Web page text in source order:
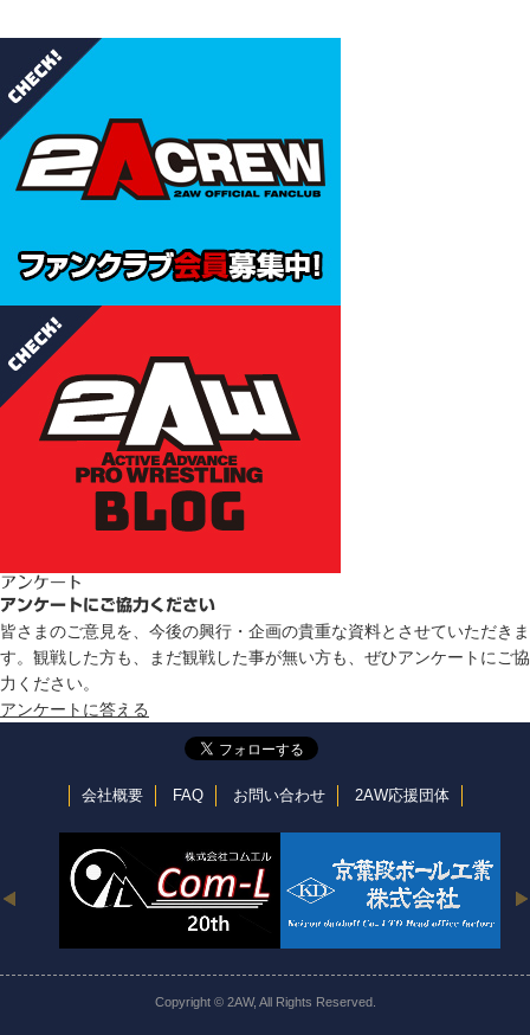
アンケート
アンケートにご協力ください
皆さまのご意見を、今後の興行・企画の貴重な資料とさせていただきま
す。観戦した方も、まだ観戦した事が無い方も、ぜひアンケートにご協
力ください。
アンケートに答える
会社概要 FAQ お問い合わせ 2AW応援団体
Copyright © 2AW, All Rights Reserved.